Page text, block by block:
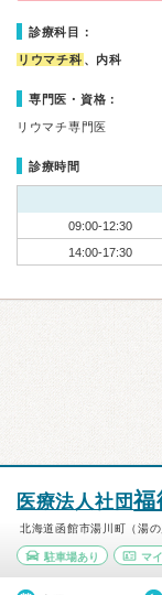
診療科目：
リウマチ科 、内科
専門医・資格：
リウマチ専門医
診療時間
09:00-12:30
14:00-17:30
医療法人社団福
北海道函館市湯川町（湯
駐車場あり マ